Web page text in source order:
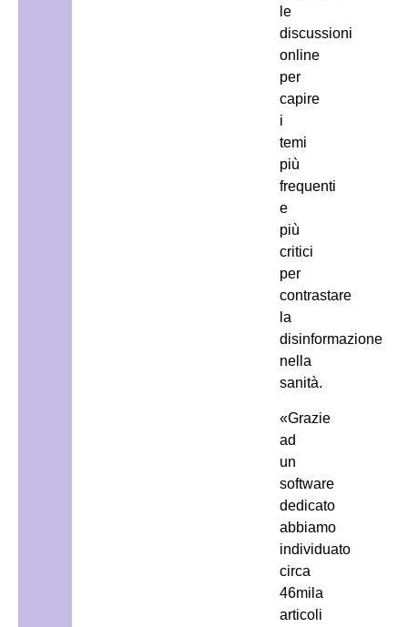
le
discussioni
online
per
capire
i
temi
più
frequenti
e
più
critici
per
contrastare
la
disinformazione
nella
sanità.
«Grazie
ad
un
software
dedicato
abbiamo
individuato
circa
46mila
articoli